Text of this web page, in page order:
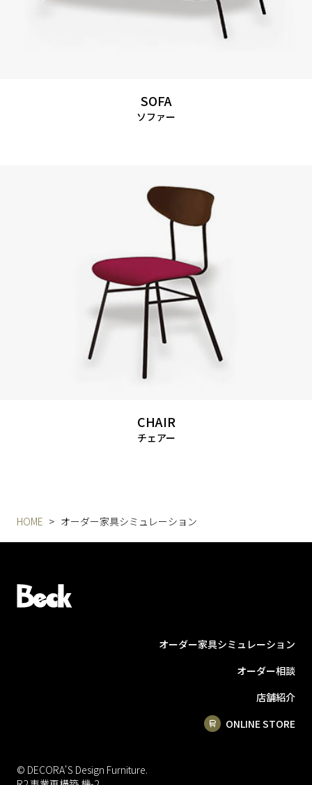
SOFA
ソファー
CHAIR
チェアー
HOME オーダー家具シミュレーション
オーダー家具シミュレーション
オーダー相談
店舗紹介
ONLINE STORE
© DECORA'S Design Furniture.